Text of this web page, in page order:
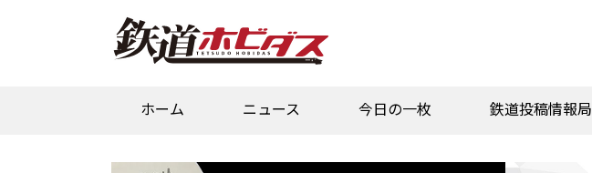
ホーム ニュース 今日の一枚 鉄道投稿情報局